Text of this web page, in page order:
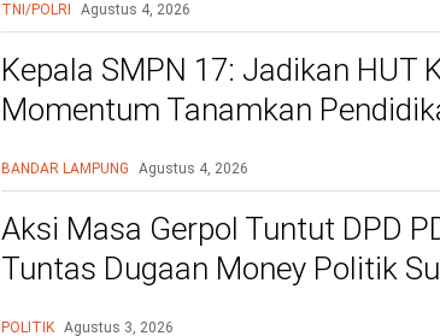
TNI/POLRI Agustus 4, 2026
Kepala SMPN 17: Jadikan HUT
Momentum Tanamkan
BANDAR LAMPUNG Agustus 4, 2026
Aksi Masa Gerpol Tuntut DPD
Tuntas Dugaan Money Politik
POLITIK Agustus 3, 2026